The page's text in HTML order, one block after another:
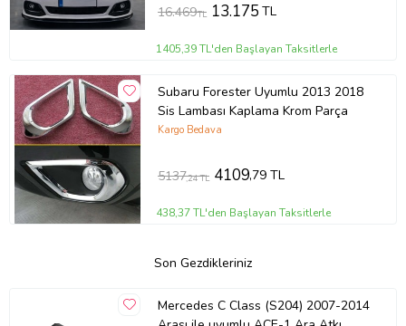
16.469TL 13.175TL
1405,39 TL'den Başlayan Taksitlerle
Subaru Forester Uyumlu 2013 2018
Sis Lambası Kaplama Krom Parça
Kargo Bedava
5137,24 TL 4109,79 TL
438,37 TL'den Başlayan Taksitlerle
Son Gezdikleriniz
Mercedes C Class (S204) 2007-2014